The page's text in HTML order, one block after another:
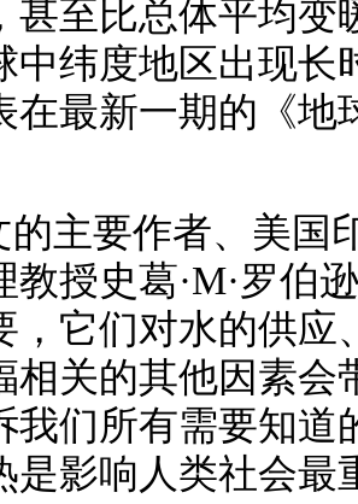
甚至比总体平均变
中纬度地区出现长
在最新一期的《地
的主要作者、美国
教授史葛·M·罗伯
，它们对水的供应
相关的其他因素
我们所有需要知道
是影响人类社会最